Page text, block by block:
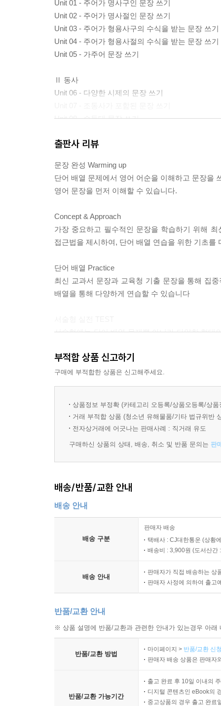
Unit 01 - 주어가 명사구인 문장 쓰기
Unit 02 - 주어가 명사절인 문장 쓰기
Unit 03 - 주어가 형용사구의 수식을 받는 문장 쓰기
Unit 04 - 주어가 형용사절의 수식을 받는 문장 쓰기
Unit 05 - 가주어 문장 쓰기
Ⅱ 동사
Unit 06 - 다양한 시제의 문장 쓰기
Unit 08 - 수동태 문장 쓰기
Ⅲ 목적어
Unit 10 - 목적어가 명사절인 문장 쓰기
Unit 11 - 목적어가 형용사구의 수식을 받는 문장 쓰
Unit 12 - 목적어가 형용사절의 수식을 받는 문장 쓰
Ⅳ 보어
Unit 13 - 주격보어가 길어진 문장 쓰기
Unit 14 - 목적격보어가 길어진 문장 쓰기
Ⅵ 부사
Unit 15 - 부사구를 포함하는 문장 쓰기 (1)
Unit 16 - 부사구를 포함하는 문장 쓰기 (2)
Unit 19 - 비교 표현이 들어간 문장 쓰기
Unit 20 - 구조가 특이한 문장 쓰기
출판사 리뷰
문장 완성 Warming up
단어 배열 문제에서 영어 어순을 이해하고 문장을
영어 문장을 먼저 이해할 수 있습니다.
Concept & Approach
가장 중요하고 필수적인 문장을 학습하기 위해
접근법을 제시하여, 단어 배열 연습을 위한 기초를
단어 배열 Practice
최신 교과서 문장과 교육청 기출 문장을 통해 집
배열을 통해 다양하게 연습할 수 있습니다
서술형에는 단어 배열 문제뿐 아니라 다양한 형태
정답과 해설
화이트 라벨의 두 번째 책
'워크북' 형태의 교재!"
주요 자사고·특목고, 강남 8학군 등 상위권 고교
교사용 자료 제공
네이버 밴드와 진학사 홈페이지에서 해당 책과 관
부적합 상품 신고하기
구매에 부적합한 상품은 신고해주세요.
상품정보 부정확 (카테고리 오등록/상품오등록/상
거래 부적합 상품 (청소년 유해물품/기타 법규위반
전자상거래에 어긋나는 판매사례 : 직거래 유도
구매하신 상품의 상태, 배송, 취소 및 반품 문의는 판
배송/반품/교환 안내
배송 안내
배송 구분
판매자 배송
택배사 : CJ대한통운 (상황
배송비 : 3,900원 (도서산간
배송 안내
판매자가 직접 배송하는 상
판매자 사정에 의하여 출고
반품/교환 안내
※ 상품 설명에 반품/교환과 관련한 안내가 있는경우 아
반품/교환 방법
마이페이지 > 반품/교환 신
판매자 배송 상품은 판매자
반품/교환 가능기간
출고 완료 후 10일 이내의
디지털 콘텐츠인 eBook의
중고상품의 경우 출고 완료